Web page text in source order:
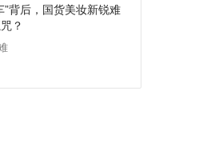
”背后，国货美妆新锐难
？